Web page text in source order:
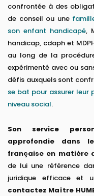
confrontée à des
de conseil ou une
son enfant handicapé,
handicap, cdaph et
au long de la
expérimenté avec ou
défis auxquels sont
se bat pour assurer leur
niveau social.
Son service
approfondie dans
française en matière
de lui une référence
juridique efficace et
contactez Maître